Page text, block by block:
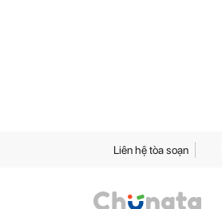
Liên hệ tòa soạn